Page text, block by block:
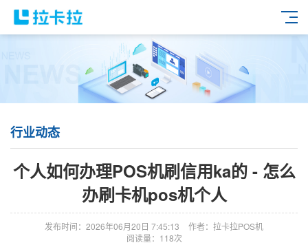
行业动态
个人如何办理POS机刷信用ka的 - 怎么
办刷卡机pos机个人
发布时间：2026年06月20日 7:45:13
作者：拉卡拉POS机
阅读量：118次